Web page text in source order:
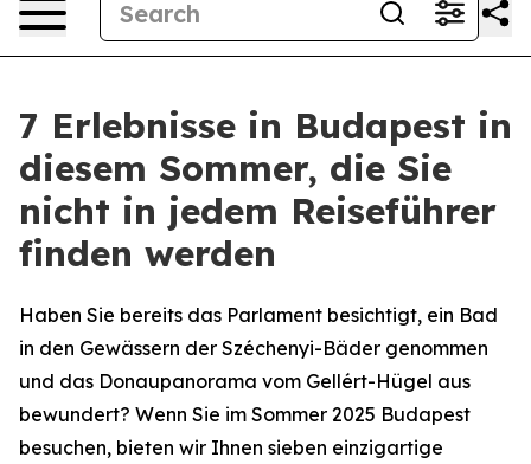
7 Erlebnisse in Budapest in
diesem Sommer, die Sie
nicht in jedem Reiseführer
finden werden
Haben Sie bereits das Parlament besichtigt, ein Bad
in den Gewässern der Széchenyi-Bäder genommen
und das Donaupanorama vom Gellért-Hügel aus
bewundert? Wenn Sie im Sommer 2025 Budapest
besuchen, bieten wir Ihnen sieben einzigartige